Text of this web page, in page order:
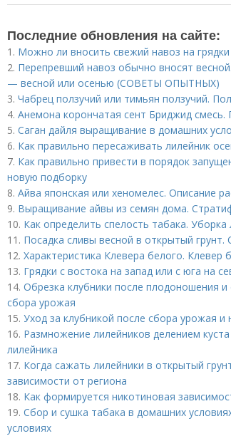
Последние обновления на сайте:
1. Можно ли вносить свежий навоз на
2. Перепревший навоз обычно вносят
— весной или осенью (СОВЕТЫ ОПЫТНЫХ)
3. Чабрец ползучий или тимьян ползучий.
4. Анемона корончатая сент Бриджид смесь.
5. Саган дайля выращивание в домашних
6. Как правильно пересаживать лилейник
7. Как правильно привести в порядок
новую подборку
8. Айва японская или хеномелес. Описание
9. Выращивание айвы из семян дома.
10. Как определить спелость табака.
11. Посадка сливы весной в открытый грунт.
12. Характеристика Клевера белого. Клевер
13. Грядки с востока на запад или с юга на
14. Обрезка клубники после плодоношения
сбора урожая
15. Уход за клубникой после сбора урожая
16. Размножение лилейников делением
лилейника
17. Когда сажать лилейники в открытый
зависимости от региона
18. Как формируется никотиновая
19. Сбор и сушка табака в домашних
условиях